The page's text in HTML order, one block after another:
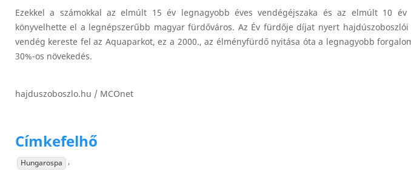
Ezekkel a számokkal az elmúlt 15 év legnagyobb éves vendégéjszaka és az elmúlt 10 év
könyvelhette el a legnépszerűbb magyar fürdőváros. Az Év fürdője díjat nyert
vendég kereste fel az Aquaparkot, ez a 2000., az élményfürdő nyitása óta a legnagyobb
30%-os növekedés.
hajduszoboszlo.hu / MCOnet
Címkefelhő
Hungarospa ,